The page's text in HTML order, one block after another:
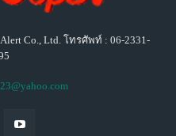
Co., Ltd. โทรศัพท์ : 06-2331-